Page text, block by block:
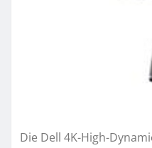
Die Dell 4K-High-